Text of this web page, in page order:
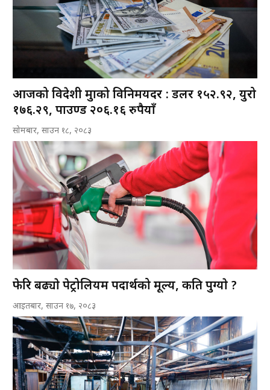
आजको विदेशी मुद्राको विनिमयदर : डलर १५२.९२, युरो
१७६.२९, पाउण्ड २०६.१६ रुपैयाँ
सोमबार, साउन १८, २०८३
फेरि बढ्याे पेट्रोलियम पदार्थको मूल्य, कति पुग्याे ?
आइतबार, साउन १७, २०८३